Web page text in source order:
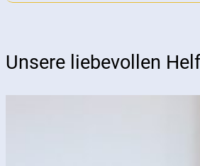
Unsere liebevollen